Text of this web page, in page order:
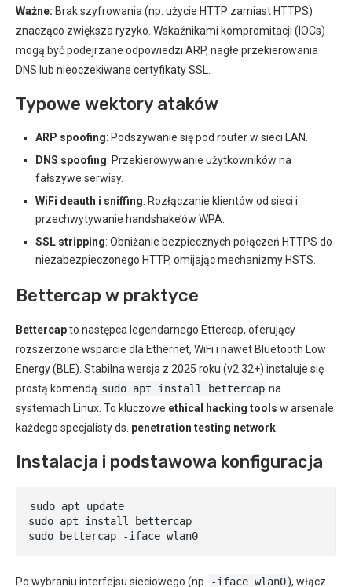
Ważne: Brak szyfrowania (np. użycie HTTP zamiast HTTPS)
znacząco zwiększa ryzyko. Wskaźnikami kompromitacji (IOCs)
mogą być podejrzane odpowiedzi ARP, nagłe przekierowania
DNS lub nieoczekiwane certyfikaty SSL.
Typowe wektory ataków
ARP spoofing: Podszywanie się pod router w sieci LAN.
DNS spoofing: Przekierowywanie użytkowników na
fałszywe serwisy.
WiFi deauth i sniffing: Rozłączanie klientów od sieci i
przechwytywanie handshake’ów WPA.
SSL stripping: Obniżanie bezpiecznych połączeń HTTPS do
niezabezpieczonego HTTP, omijając mechanizmy HSTS.
Bettercap w praktyce
Bettercapto następca legendarnego Ettercap, oferujący
rozszerzone wsparcie dla Ethernet, WiFi i nawet Bluetooth Low
Energy (BLE). Stabilna wersja z 2025 roku (v2.32+) instaluje się
prostą komendą sudo apt install bettercap na
systemach Linux. To kluczowe ethical hacking tools w arsenale
każdego specjalisty ds. penetration testing network
Instalacja i podstawowa konfiguracja
sudo apt update
sudo apt install bettercap
sudo bettercap -iface wlan0
Po wybraniu interfejsu sieciowego (np. -iface wlan0), włącz